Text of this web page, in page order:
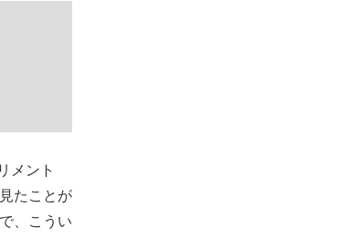
メント
たことが
、こうい